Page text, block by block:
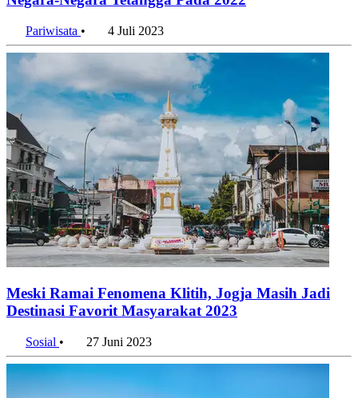
Destinasi Tujuan Wisnas Masih Didominasi Oleh
Negara-Negara Tetangga Pada 2022
Pariwisata
Meski Ramai Fenomena Klitih, Jogja Masih Jadi
Destinasi Favorit Masyarakat 2023
Sosial•